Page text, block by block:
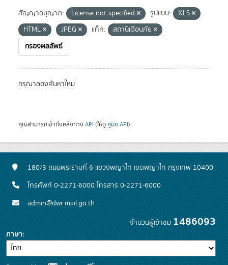
สัญญาอนุญาต: License not specified รูปแบบ:
XLS
HTML
JPEG แท็ค:
สถานีเตือนภัย
กรองผลลัพธ์
กรุณาลองค้นหาใหม่
คุณสามารถเข้าถึงคลังทาง API (ให้ดู คู่มือ API).
180/3 ถนนพระรามที่ 6 แขวงพญาไท เขตพญาไท กรุงเทพ 10400
โทรศัพท์ 0-2271-6000 โทรสาร 0-2271-6000
admin@dwr.mail.go.th
จำนวนผู้เข้าชม 1486093
ภาษา